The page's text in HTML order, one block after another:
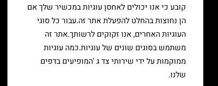
קובע כי אנו יכולים לאחסן עוגיות במכשיר שלך אם
הן נחוצות בהחלט להפעלת אתר זה.עבור כל סוגי
העוגיות האחרים, אנו זקוקים לרשותך.אתר זה
משתמש בסוגים שונים של עוגיות.כמה עוגיות
ממוקמות על ידי שירותי צד ג 'המופיעים בדפים
שלנו.